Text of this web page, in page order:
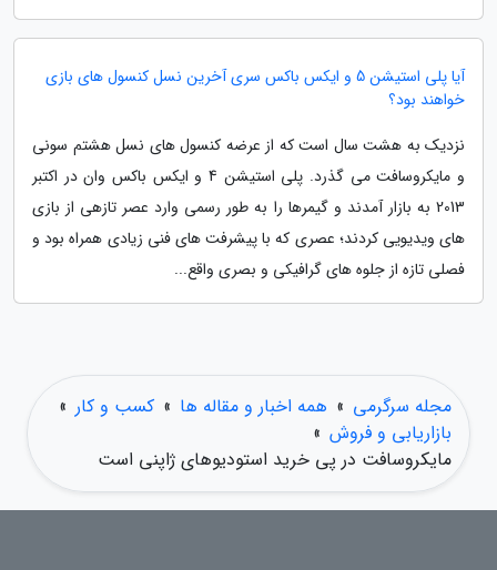
آیا پلی استیشن 5 و ایکس باکس سری آخرین نسل کنسول های بازی
خواهند بود؟
نزدیک به هشت سال است که از عرضه کنسول های نسل هشتم سونی
و مایکروسافت می گذرد. پلی استیشن 4 و ایکس باکس وان در اکتبر
2013 به بازار آمدند و گیمرها را به طور رسمی وارد عصر تازهی از بازی
های ویدیویی کردند؛ عصری که با پیشرفت های فنی زیادی همراه بود و
فصلی تازه از جلوه های گرافیکی و بصری واقع...
مجله سرگرمی » همه اخبار و مقاله ها » کسب و کار »
بازاریابی و فروش »
مایکروسافت در پی خرید استودیوهای ژاپنی است